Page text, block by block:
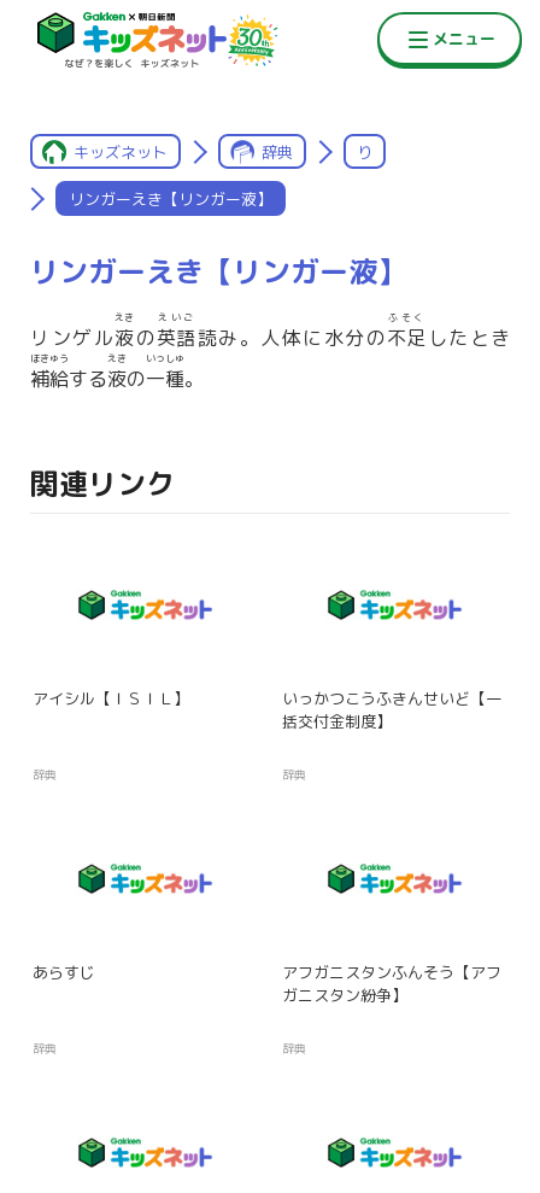
キッズネット 辞典 り
リンガーえき【リンガー液】
リンガーえき【リンガー液】
リンゲル液
えき
の英語
えいご
読み。人体に水分の不足
ふそく
したとき
補給
ほきゅう
する液
えき
の一種
いっしゅ
。
関連リンク
アイシル【ＩＳＩＬ】
辞典
いっかつこうふきんせいど【一
括交付金制度】
辞典
あらすじ
辞典
アフガニスタンふんそう【アフ
ガニスタン紛争】
辞典